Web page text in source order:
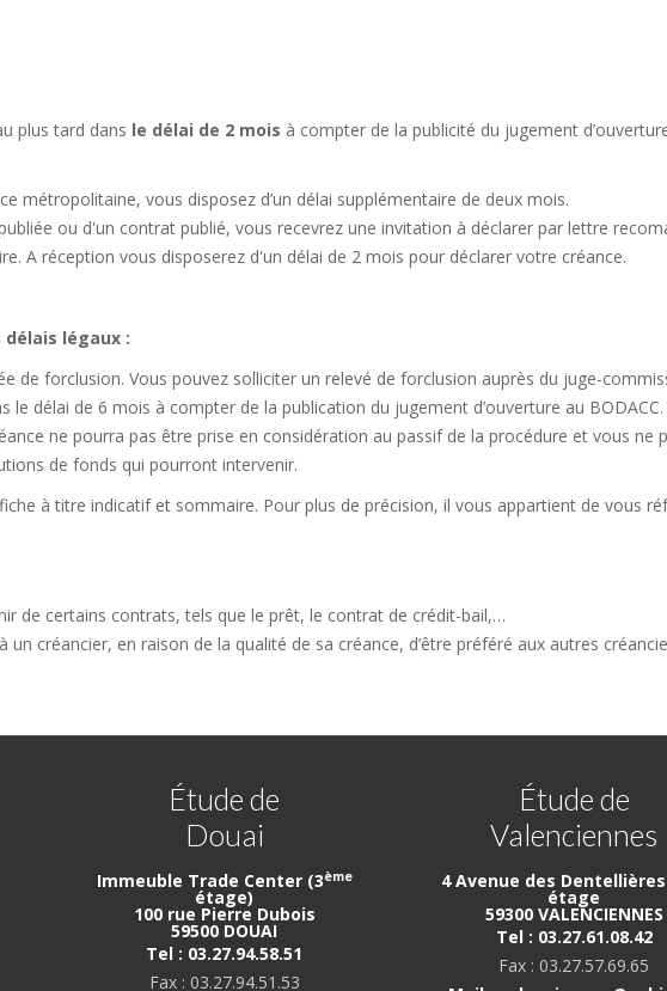
plus tard dans le délai de 2 mois à compter de la publicité du jugement
métropolitaine, vous disposez d’un délai supplémentaire de deux mois.
ou d'un contrat publié, vous recevrez une invitation à déclarer par lettre
A réception vous disposerez d'un délai de 2 mois pour déclarer votre créance.
légaux :
de forclusion. Vous pouvez solliciter un relevé de forclusion auprès du juge-
le délai de 6 mois à compter de la publication du jugement d’ouverture au BODACC.
ne pourra pas être prise en considération au passif de la procédure et vous ne
de fonds qui pourront intervenir.
à titre indicatif et sommaire. Pour plus de précision, il vous appartient de vous
de certains contrats, tels que le prêt, le contrat de crédit-bail,…
un créancier, en raison de la qualité de sa créance, d’être préféré aux autres
Étude de
Douai
Immeuble Trade Center (3ème
étage)
100 rue Pierre Dubois
59500 DOUAI
Tel : 03.27.94.58.51
Fax : 03.27.94.51.53
Étude de
Valenciennes
4 Avenue des
étage
59300 VALENCIENNES
Tel : 03.27.61.08.42
Fax : 03.27.57.69.65